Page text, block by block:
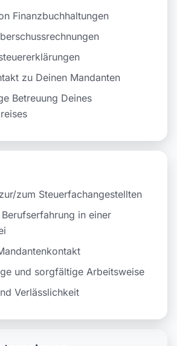
Finanzbuchhaltungen
zu Deinen Mandanten
Betreuung Deines
zum Steuerfachangestellten
in einer
und sorgfältige Arbeitsweise
Verlässlichkeit